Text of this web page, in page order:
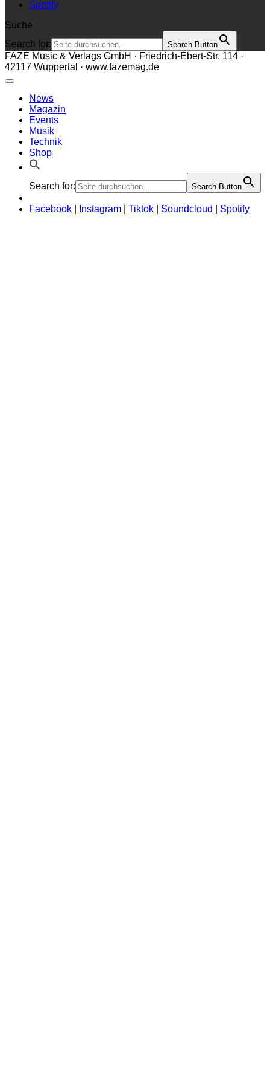
Spotify
Suche
Search for:
Search Button
FAZE Music & Verlags GmbH · Friedrich-Ebert-Str. 114 ·
42117 Wuppertal · www.fazemag.de
News
Magazin
Events
Musik
Technik
Shop
Search for: Search Button
Facebook Instagram Tiktok Soundcloud Spotify